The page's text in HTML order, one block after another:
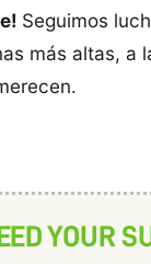
Seguimos
más altas, a
YOUR